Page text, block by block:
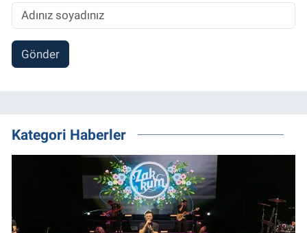
Gönder
Kategori Haberler